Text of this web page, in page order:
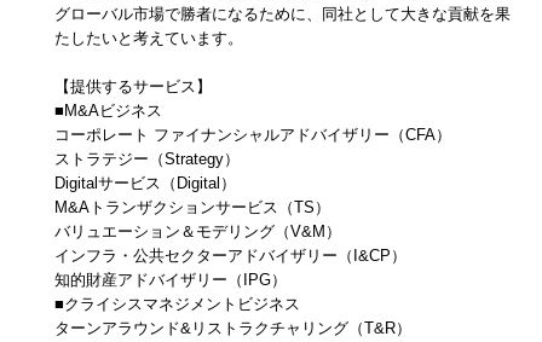
グローバル市場で勝者になるために、同社として大きな貢献を果
たしたいと考えています。
【提供するサービス】
■M&Aビジネス
コーポレート ファイナンシャルアドバイザリー（CFA）
ストラテジー（Strategy）
Digitalサービス（Digital）
M&Aトランザクションサービス（TS）
バリュエーション＆モデリング（V&M）
インフラ・公共セクターアドバイザリー（I&CP）
知的財産アドバイザリー（IPG）
■クライシスマネジメントビジネス
ターンアラウンド&リストラクチャリング（T&R）